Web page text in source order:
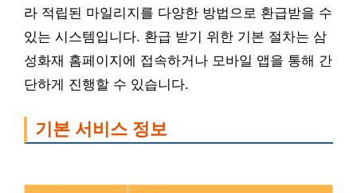
라 적립된 마일리지를 다양한 방법으로 환급받을 수
있는 시스템입니다. 환급 받기 위한 기본 절차는 삼
성화재 홈페이지에 접속하거나 모바일 앱을 통해 간
단하게 진행할 수 있습니다.
기본 서비스 정보